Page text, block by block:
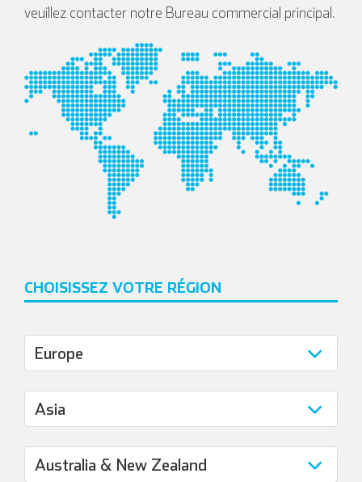
veuillez contacter notre Bureau commercial principal.
CHOISISSEZ VOTRE RÉGION